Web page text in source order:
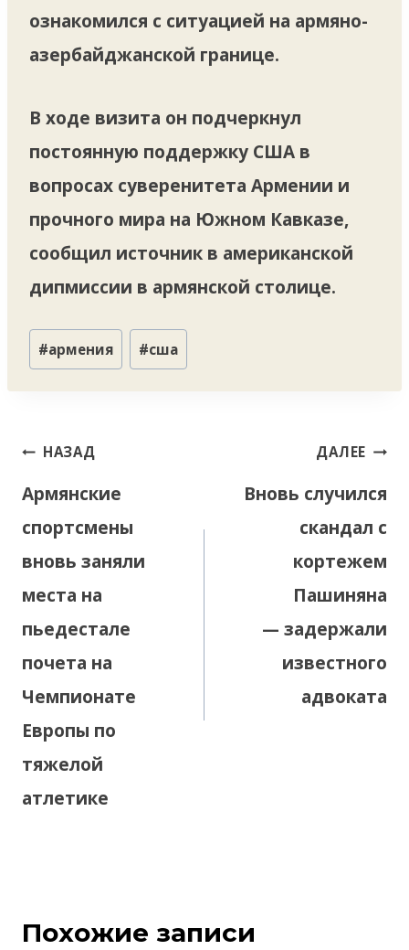
ознакомился с ситуацией на армяно-
азербайджанской границе.
В ходе визита он подчеркнул
постоянную поддержку США в
вопросах суверенитета Армении и
прочного мира на Южном Кавказе,
сообщил источник в американской
дипмиссии в армянской столице.
Метки
записи:
#армения #сша
Навигация
записям
НАЗАД
Армянские
спортсмены
вновь заняли
места на
пьедестале
почета на
Чемпионате
Европы по
тяжелой
атлетике
ДАЛЕЕ
Вновь случился
скандал с
кортежем
Пашиняна
— задержали
известного
адвоката
Похожие записи